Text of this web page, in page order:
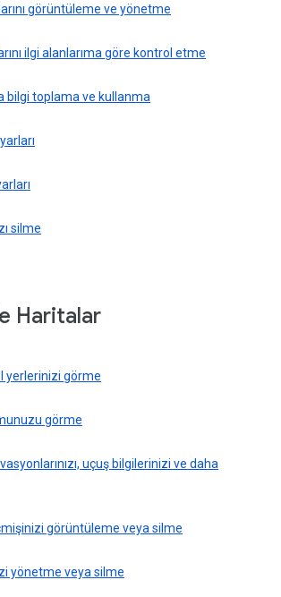
görüntüleme ve yönetme
ilgi alanlarıma göre kontrol etme
bilgi toplama ve kullanma
silme
Haritalar
yerlerinizi görme
görme
uçuş bilgilerinizi ve daha
görüntüleme veya silme
yönetme veya silme